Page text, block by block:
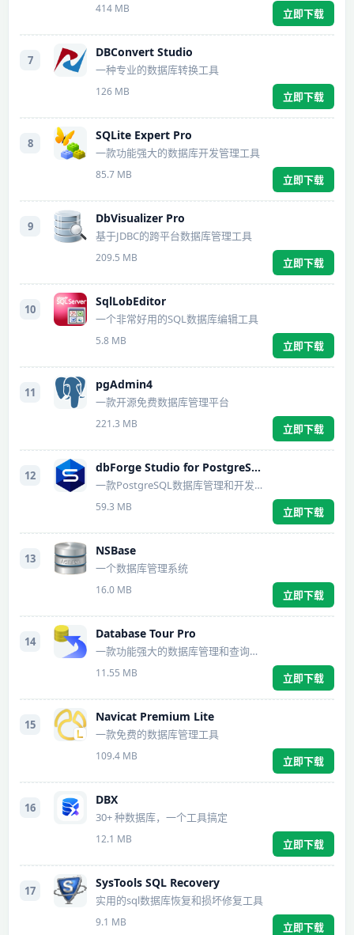
414 MB 立即下载
7
DBConvert Studio
一种专业的数据库转换工具
126 MB 立即下载
8
SQLite Expert Pro
一款功能强大的数据库开发管理工具
85.7 MB 立即下载
9
DbVisualizer Pro
基于JDBC的跨平台数据库管理工具
209.5 MB 立即下载
10
SqlLobEditor
一个非常好用的SQL数据库编辑工具
5.8 MB 立即下载
11
pgAdmin4
一款开源免费数据库管理平台
221.3 MB 立即下载
12
dbForge Studio for PostgreSQL Pro
一款PostgreSQL数据库管理和开发工具
59.3 MB 立即下载
13
NSBase
一个数据库管理系统
16.0 MB 立即下载
14
Database Tour Pro
一款功能强大的数据库管理和查询工具
11.55 MB 立即下载
15
Navicat Premium Lite
一款免费的数据库管理工具
109.4 MB 立即下载
16
DBX
30+ 种数据库，一个工具搞定
12.1 MB 立即下载
17
SysTools SQL Recovery
实用的sql数据库恢复和损坏修复工具
9.1 MB 立即下载